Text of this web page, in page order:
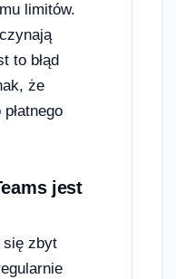
limitów.
to błąd
że
jest
się zbyt